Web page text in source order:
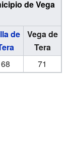
de Vega
de
Vega de
Tera
68 71